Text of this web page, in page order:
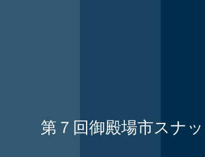
第７回御殿場市スナ